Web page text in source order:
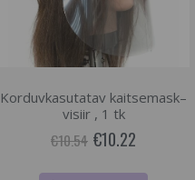
Korduvkasutatav kaitsemask–
visiir , 1 tk
€10.54 €10.22